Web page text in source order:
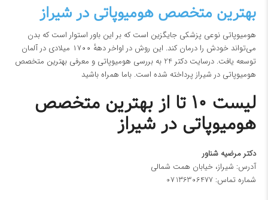
بهترین متخصص هومیوپاتی در شیراز
هومیوپاتی نوعی پزشکی جایگزین است که بر این باور استوار است که بدن
می‌تواند خودش را درمان کند. این روش در اواخر دههٔ ۱۷۰۰ میلادی در آلمان
توسعه یافت. درسایت دکتر 24 به بررسی هومیوپاتی و معرفی بهترین متخصص
هومیوپاتی در شیراز پرداخته شده است. باما همراه باشید
لیست 10 تا از بهترین متخصص
هومیوپاتی در شیراز
دکتر مرضیه شناور
آدرس: شیراز، خیابان همت شمالی
شماره تماس: 07136306477